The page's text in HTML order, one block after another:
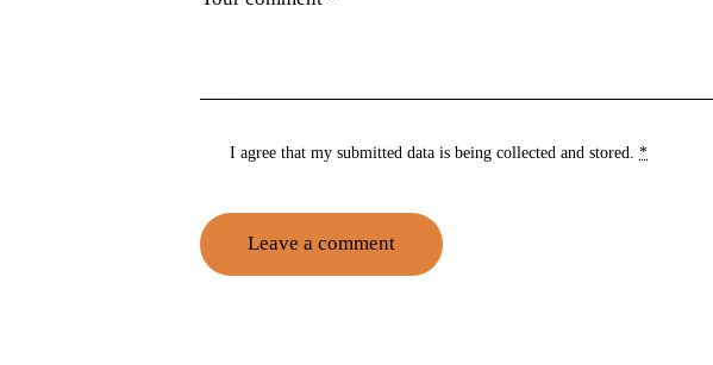
I agree that my submitted data is beingcollected and stored.*